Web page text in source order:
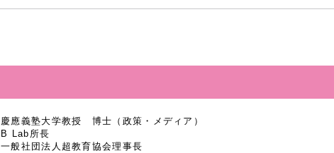
慶應義塾大学教授 博士（政策・メディア）
B Lab所長
一般社団法人超教育協会理事長